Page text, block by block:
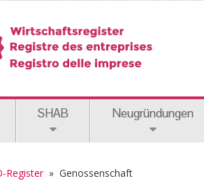
SHAB Neugründungen
Register» Genossenschaft